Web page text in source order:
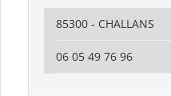
85300 - CHALLANS
06 05 49 76 96